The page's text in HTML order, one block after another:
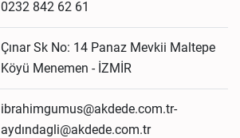
0232 842 62 61
Çınar Sk No: 14 Panaz Mevkii Maltepe
Köyü Menemen - İZMİR
ibrahimgumus@akdede.com.tr-
aydındagli@akdede.com.tr